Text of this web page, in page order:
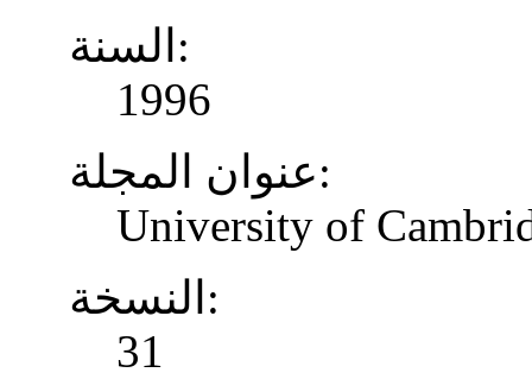
السنة:
1996
عنوان المجلة:
University of
النسخة:
31